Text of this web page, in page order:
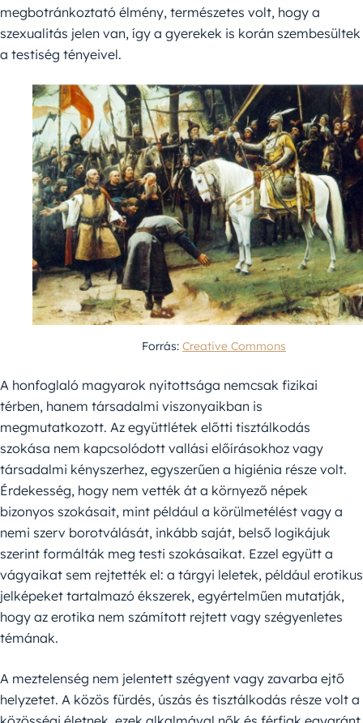
megbotránkoztató élmény, természetes volt, hogy a
szexualitás jelen van, így a gyerekek is korán szembesültek
a testiség tényeivel.
Forrás: Creative Commons
A honfoglaló magyarok nyitottsága nemcsak fizikai
térben, hanem társadalmi viszonyaikban is
megmutatkozott. Az együttlétek előtti tisztálkodás
szokása nem kapcsolódott vallási előírásokhoz vagy
társadalmi kényszerhez, egyszerűen a higiénia része volt.
Érdekesség, hogy nem vették át a környező népek
bizonyos szokásait, mint például a körülmetélést vagy a
nemi szerv borotválását, inkább saját, belső logikájuk
szerint formálták meg testi szokásaikat. Ezzel együtt a
vágyaikat sem rejtették el: a tárgyi leletek, például erotikus
jelképeket tartalmazó ékszerek, egyértelműen mutatják,
hogy az erotika nem számított rejtett vagy szégyenletes
témának.
A meztelenség nem jelentett szégyent vagy zavarba ejtő
helyzetet. A közös fürdés, úszás és tisztálkodás része volt a